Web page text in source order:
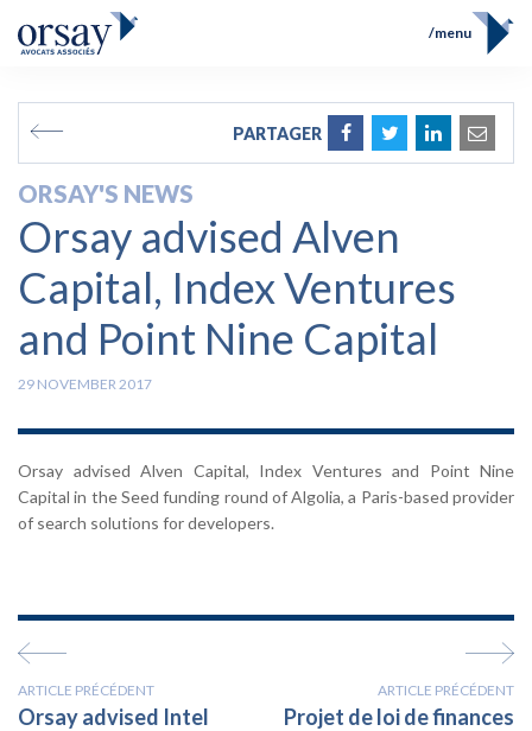
FR
menu
Expertises
Prix et Distinctions
Opérations
News
Contact
PARTAGER
ORSAY'S NEWS
Orsay advised Alven
Capital, Index Ventures
and Point Nine Capital
29 NOVEMBER 2017
Orsay advised Alven Capital, Index Ventures and Point Nine
Capital in the Seed funding round of Algolia, a Paris-based provider
of search solutions for developers.
ARTICLE PRÉCÉDENT
Orsay advised Intel
ARTICLE PRÉCÉDENT
Projet de loi de finances